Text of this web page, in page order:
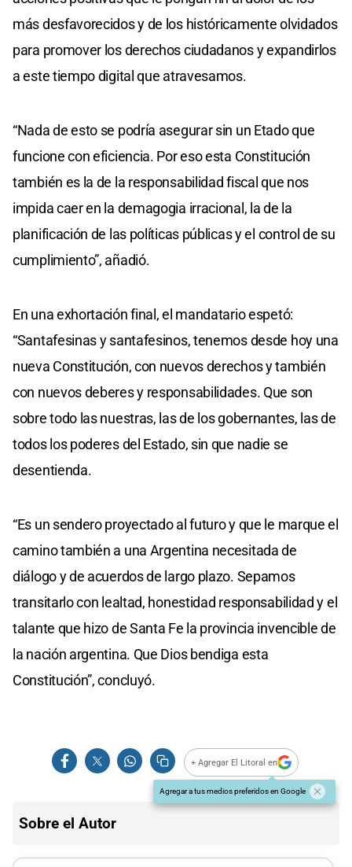
más desfavorecidos y de los históricamente olvidados
para promover los derechos ciudadanos y expandirlos
a este tiempo digital que atravesamos.
“Nada de esto se podría asegurar sin un Etado que
funcione con eficiencia. Por eso esta Constitución
también es la de la responsabilidad fiscal que nos
impida caer en la demagogia irracional, la de la
planificación de las políticas públicas y el control de su
cumplimiento”, añadió.
En una exhortación final, el mandatario espetó:
“Santafesinas y santafesinos, tenemos desde hoy una
nueva Constitución, con nuevos derechos y también
con nuevos deberes y responsabilidades. Que son
sobre todo las nuestras, las de los gobernantes, las de
todos los poderes del Estado, sin que nadie se
desentienda.
“Es un sendero proyectado al futuro y que le marque el
camino también a una Argentina necesitada de
diálogo y de acuerdos de largo plazo. Sepamos
transitarlo con lealtad, honestidad responsabilidad y el
talante que hizo de Santa Fe la provincia invencible de
la nación argentina. Que Dios bendiga esta
Constitución”, concluyó.
+ Agregar El Litoral en
Agregar a tus medios preferidos en Google
Sobre el Autor